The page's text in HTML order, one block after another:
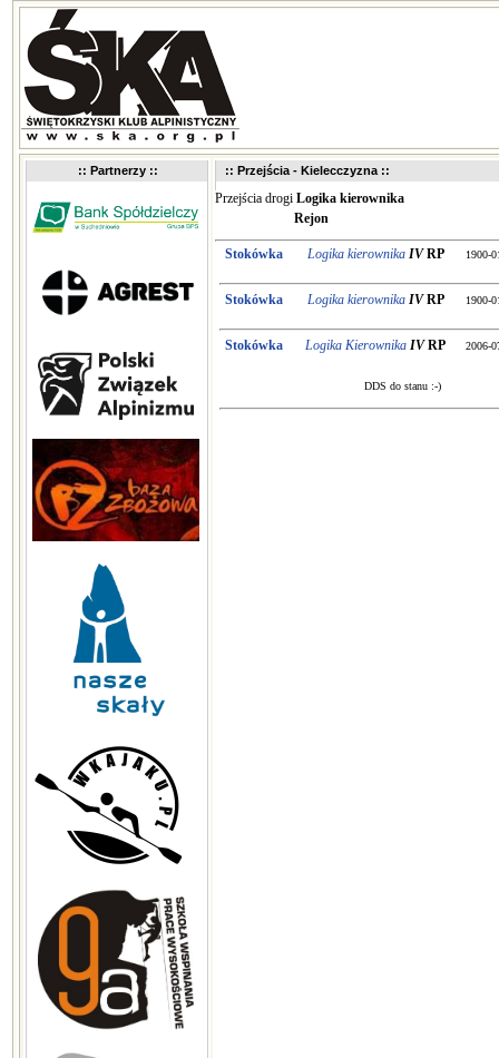
:: Partnerzy :: :: Przejścia - Kielecczyzna ::
Przejścia drogi Logika kierownika
Rejon
Stokówka Logika kierownika IV RP 1900-
Stokówka Logika kierownika IV RP 1900-
Stokówka Logika Kierownika IV RP 2006-
DDS do stanu :-)